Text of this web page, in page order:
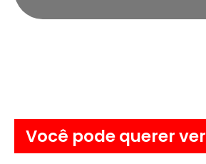
Você pode querer ver